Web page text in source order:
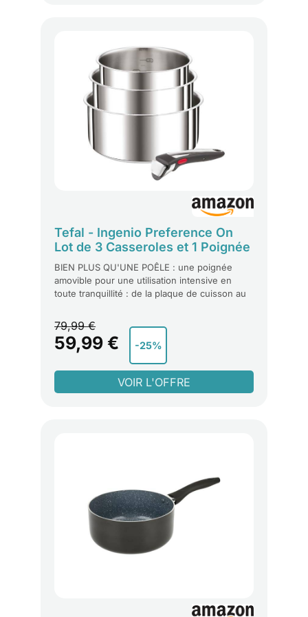
compatible lave-vaisselle, compatible
réfrigérateur. Grâce à sa poignée
SITRAMOVIBLE en plastique thermo résistant
clipsable et déclipsable à l'envie, gagnez de la
place, gagnez de la praticité, gagnez de
l'agilité en cuisine. Devenu incontournable de
l'équipement des foyers français SITRAM a
marqué plusieurs générations avec son
célèbre slogan "Si vous ne prenez pas une
SITRAM, vous risquez de prendre une
Tefal - Ingenio Preference On
Lot de 3 Casseroles et 1 Poignée
Amovible
BIEN PLUS QU'UNE POÊLE : une poignée
amovible pour une utilisation intensive en
toute tranquillité : de la plaque de cuisson au
d'aliments acides)en toute simplicité
COMPATIBLE AVEC LA POIGNÉE INGENIO : la
poignée sécurisée etrobuste supporte jusqu'à
garantie 10 ans ACIER INOXYDABLE
GARANTIT 10 ANS : pour une performance et
INTÉGRALE : base épaisse de diffusion de la
chaleur pour des repas savoureux et des
performances durables CONTENU :
casseroles 16/18/20 cm + 1 poignée amovible
79,99 €
59,99 € -25%